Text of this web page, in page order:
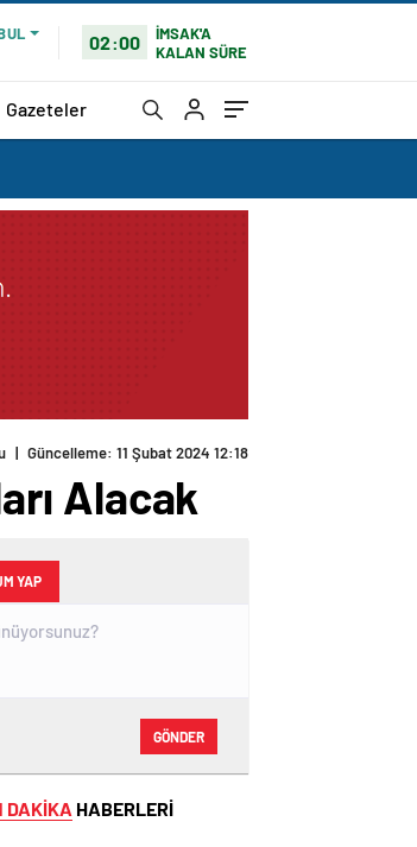
02:00
İMSAK'A
KALAN SÜRE
Gazeteler
| Güncelleme: 11 Şubat 2024 12:18
Alacak
YAP
GÖNDER
DAKİKA HABERLERİ